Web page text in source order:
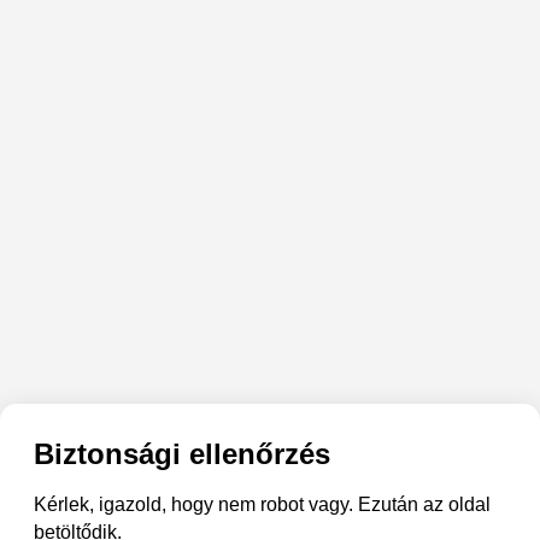
Biztonsági ellenőrzés
Kérlek, igazold, hogy nem robot vagy. Ezután az oldal
betöltődik.